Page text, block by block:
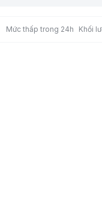
Mức thấp trong 24h Khối